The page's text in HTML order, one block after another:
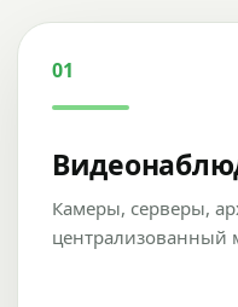
01
Камеры, серверы,
централизованный